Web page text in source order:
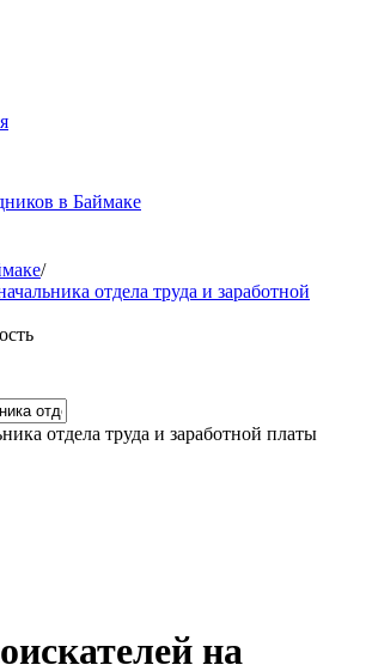
в Баймаке
/
отдела труда и заработной
отдела труда и заработной платы
на